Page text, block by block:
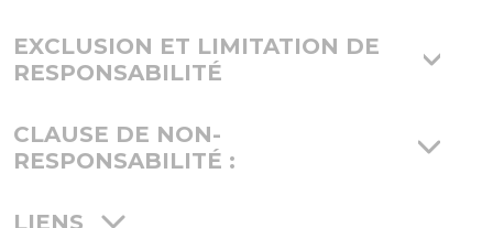
EXCLUSION ET LIMITATION DE
RESPONSABILITÉ
CLAUSE DE NON-
RESPONSABILITÉ :
LIENS